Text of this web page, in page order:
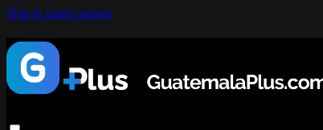
Skip to main content